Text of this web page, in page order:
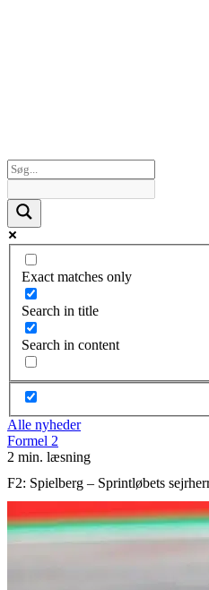
Exact matches only
Search in title
Search in content
Alle nyheder
Formel 2
2 min. læsning
F2: Spielberg – Sprintløbets